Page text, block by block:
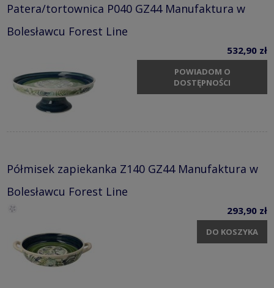
Patera/tortownica P040 GZ44 Manufaktura w
Bolesławcu Forest Line
532,90 zł
POWIADOM O
DOSTĘPNOŚCI
Półmisek zapiekanka Z140 GZ44 Manufaktura w
Bolesławcu Forest Line
293,90 zł
DO KOSZYKA